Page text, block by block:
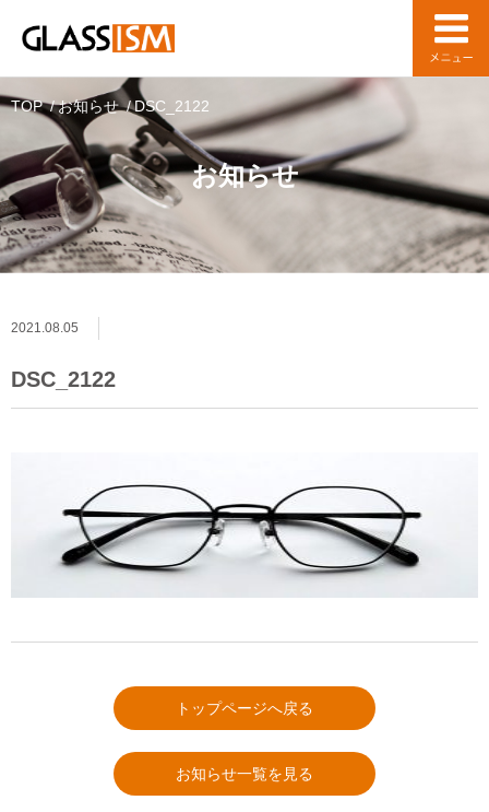
お知らせ
TOP お知らせ DSC_2122
2021.08.05
DSC_2122
トップページへ戻る
お知らせ一覧を見る